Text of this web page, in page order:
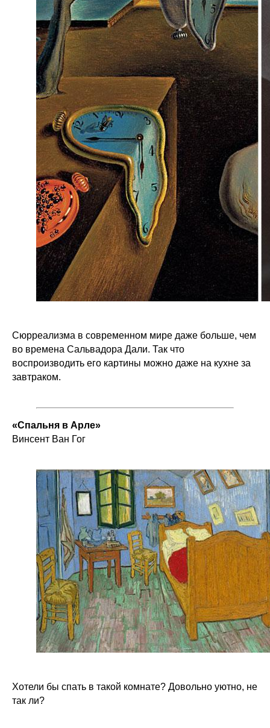
Сюрреализма в современном мире даже больше, чем
во времена Сальвадора Дали. Так что
воспроизводить его картины можно даже на кухне за
завтраком.
«Спальня в Арле»
Винсент Ван Гог
Хотели бы спать в такой комнате? Довольно уютно, не
так ли?